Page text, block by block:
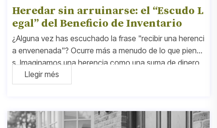
Heredar sin arruinarse: el “Escudo L
egal” del Beneficio de Inventario
¿Alguna vez has escuchado la frase "recibir una herenci
a envenenada"? Ocurre más a menudo de lo que piensa
s. Imaginamos una herencia como una suma de dinero
o propiedades, pero a veces, lo que
Llegir més